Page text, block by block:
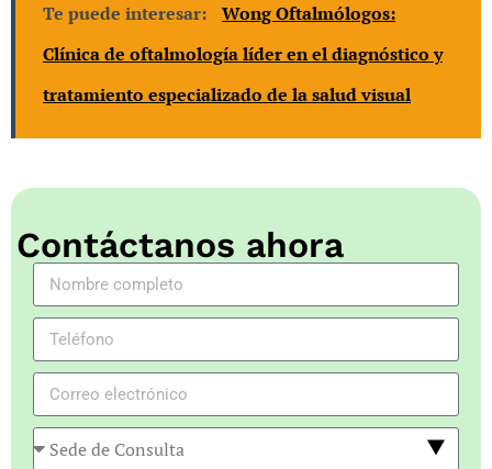
Te puede interesar:
Wong Oftalmólogos:
Clínica de oftalmología líder en el diagnóstico y
tratamiento especializado de la salud visual
Contáctanos ahora